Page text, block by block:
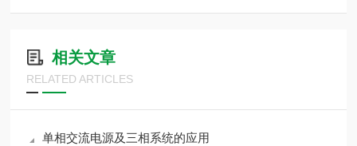
相关文章
RELATED ARTICLES
单相交流电源及三相系统的应用